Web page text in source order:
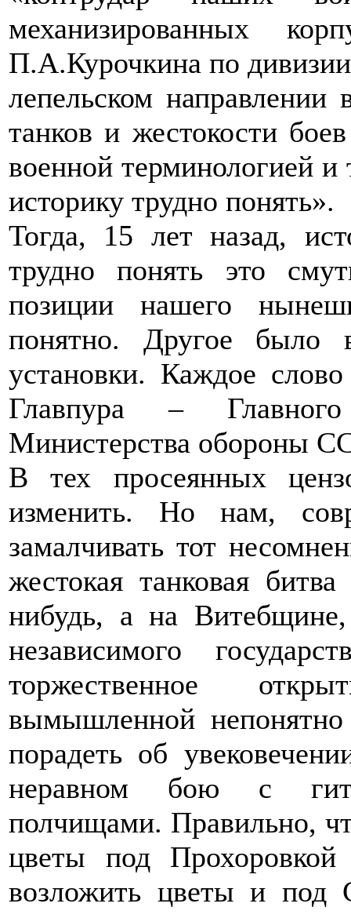
механизированных
П.А.Курочкина по
лепельском
танков и жестокости
военной терминологией
историку трудно понять».
Тогда, 15 лет назад,
трудно понять это
позиции нашего
понятно. Другое было
установки. Каждое
Главпура – Главного
Министерства обороны
В тех просеянных
изменить. Но нам,
замалчивать тот
жестокая танковая
нибудь, а на
независимого
торжественное
вымышленной
порадеть об
неравном бою с
полчищами. Правильно,
цветы под
возложить цветы и под